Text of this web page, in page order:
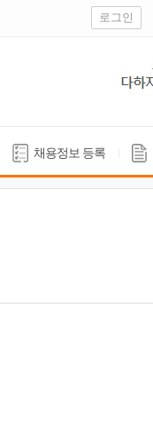
로그인
채용정보 등록